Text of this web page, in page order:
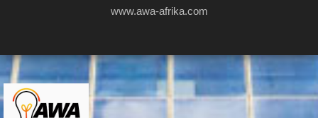
www.awa-afrika.com